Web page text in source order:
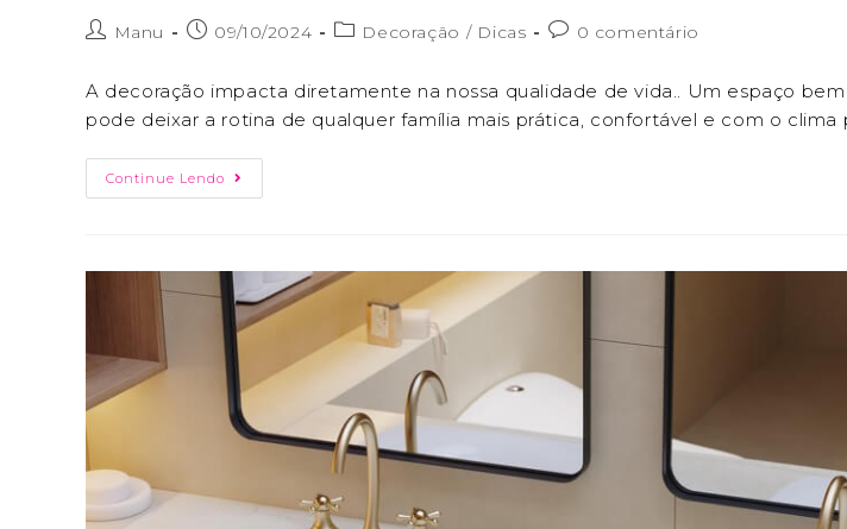
Manu 09/10/2024 Decoração / Dicas 0 comentário
A decoração impacta diretamente na nossa qualidade de vida.. Um espaço
pode deixar a rotina de qualquer família mais prática, confortável e com o clima
Continue Lendo